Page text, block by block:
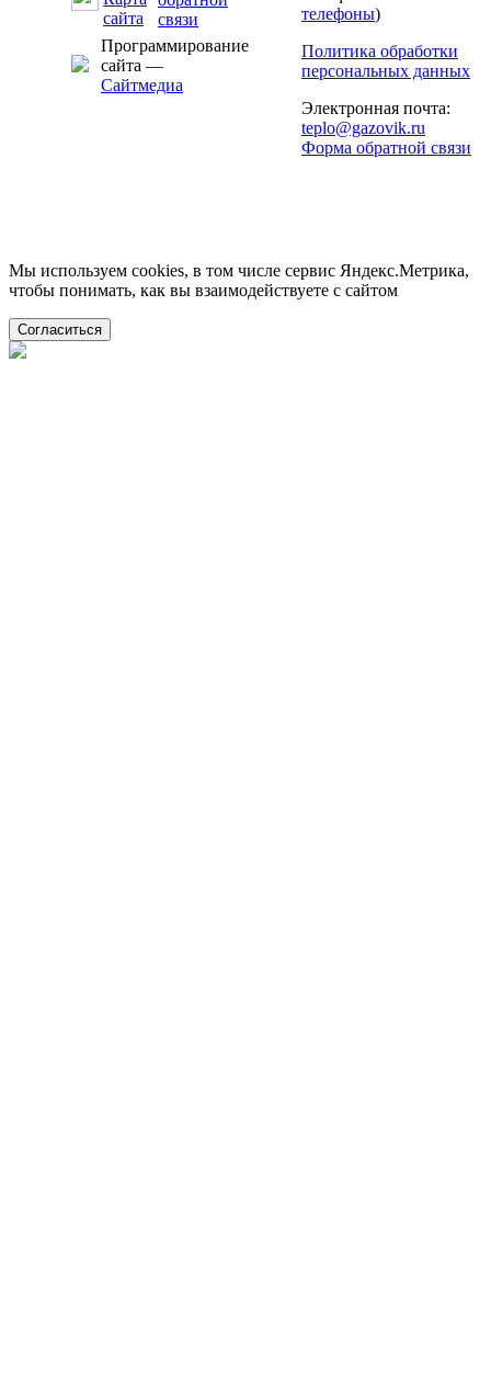
Программирование
сайта —
Сайтмедиа
телефоны)
Политика обработки
персональных данных
Электронная почта:
teplo@gazovik.ru
Форма обратной связи
Мы используем cookies, в том числе сервис Яндекс.Метрика,
чтобы понимать, как вы взаимодействуете с сайтом
Согласиться